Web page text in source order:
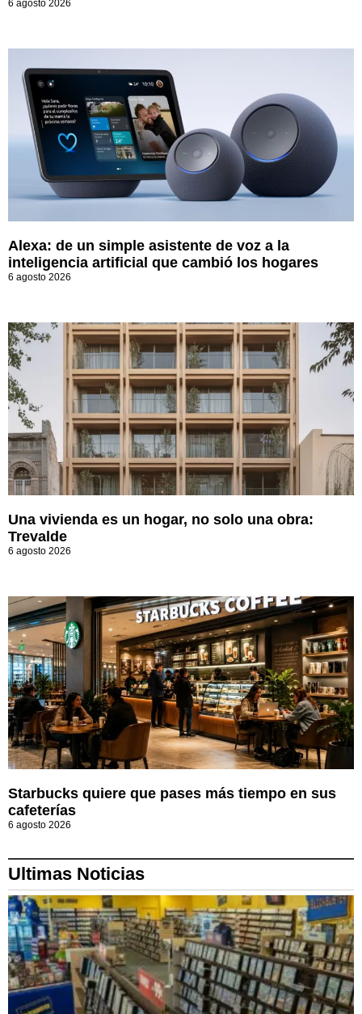
6 agosto 2026
Alexa: de un simple asistente de voz a la
inteligencia artificial que cambió los hogares
6 agosto 2026
Una vivienda es un hogar, no solo una obra:
Trevalde
6 agosto 2026
Starbucks quiere que pases más tiempo en sus
cafeterías
6 agosto 2026
Ultimas Noticias